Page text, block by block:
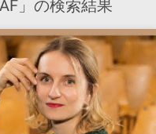
」の検索結果